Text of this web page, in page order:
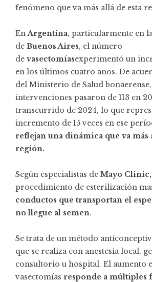
fenómeno que va más allá de esta
EnArgentina, particularmente en
de Buenos Aires, el número
de vasectomíasexperimentó un
en los últimos cuatro años. De
del Ministerio de Salud bonaerense,
intervenciones pasaron de 113 en
transcurrido de 2024, lo que
incremento de 15 veces en ese
reflejan una dinámica que va más
región.
Según especialistas de Mayo Clinic,
procedimiento de esterilización
conductos que transportan el
no llegue al semen.
Se trata de un método
que se realiza con anestesia local,
consultorio u hospital. El aumento
vasectomías responde a múltiples